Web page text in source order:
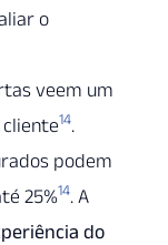
o
veem um
14.
podem
25%14. A
do